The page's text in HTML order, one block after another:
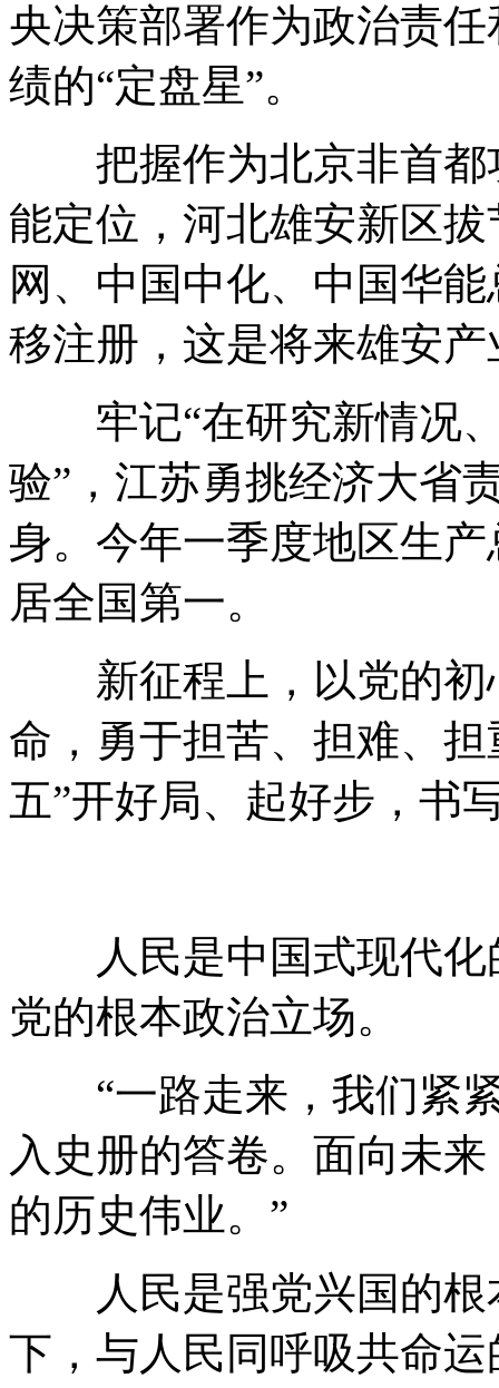
央决策部署作为政治责
绩的“定盘星”。
把握作为北京非首都
能定位，河北雄安新区
网、中国中化、中国华
移注册，这是将来雄安
牢记“在研究新情况、
验”，江苏勇挑经济大省
身。今年一季度地区生
居全国第一。
新征程上，以党的初
命，勇于担苦、担难、
五”开好局、起好步，书
人民是中国式现代化
党的根本政治立场。
“一路走来，我们紧紧
入史册的答卷。面向未
的历史伟业。”
人民是强党兴国的根
下，与人民同呼吸共命